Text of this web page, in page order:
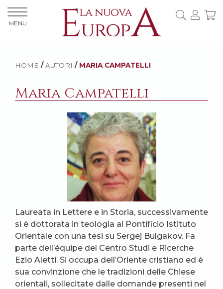
HOME / AUTORI / MARIA CAMPATELLI
Maria Campatelli
Laureata in Lettere e in Storia, successivamente
si è dottorata in teologia al Pontificio Istituto
Orientale con una tesi su Sergej Bulgakov. Fa
parte dell’équipe del Centro Studi e Ricerche
Ezio Aletti. Si occupa dell’Oriente cristiano ed è
sua convinzione che le tradizioni delle Chiese
orientali, sollecitate dalle domande presenti nel
MENU